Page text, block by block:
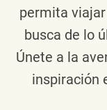
permita
busca de lo
Únete a la
inspiración